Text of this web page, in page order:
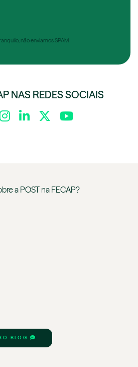
não enviamos SPAM
NAS REDES SOCIAIS
a POST na FECAP?
BLOG